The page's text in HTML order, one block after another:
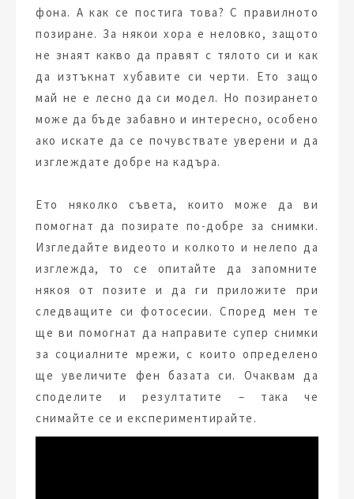
фона. А как се постига това? С правилното
позиране. За някои хора е неловко, защото
не знаят какво да правят с тялото си и как
да изтъкнат хубавите си черти. Ето защо
май не е лесно да си модел. Но позирането
може да бъде забавно и интересно, особено
ако искате да се почувствате уверени и да
изглеждате добре на кадъра.
Ето няколко съвета, които може да ви
помогнат да позирате по-добре за снимки.
Изгледайте видеото и колкото и нелепо да
изглежда, то се опитайте да запомните
някоя от позите и да ги приложите при
следващите си фотосесии. Според мен те
ще ви помогнат да направите супер снимки
за социалните мрежи, с които определено
ще увеличите фен базата си. Очаквам да
споделите и резултатите – така че
снимайте се и експериментирайте.